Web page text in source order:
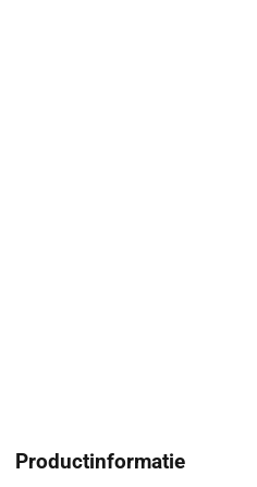
Productinformatie